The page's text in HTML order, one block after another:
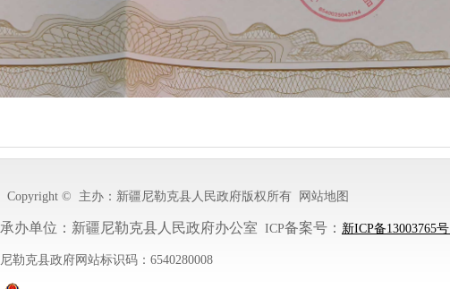
Copyright © 主办：新疆尼勒克县人民政府版权所有 网站地图
承办单位：新疆尼勒克县人民政府办公室 ICP备案号： 新ICP备13003765号
尼勒克县政府网站标识码：6540280008